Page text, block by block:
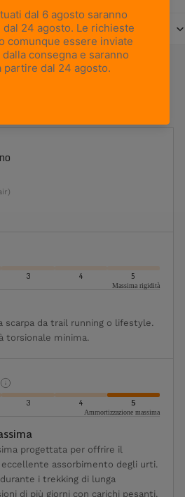
3 4 5
Massima rigidità
scarpa da trail running o lifestyle.
torsionale minima.
3 4 5
Ammortizzazione massima
progettata per offrire il
assorbimento degli urti.
i trekking di lunga
di più giorni con carichi pesanti.